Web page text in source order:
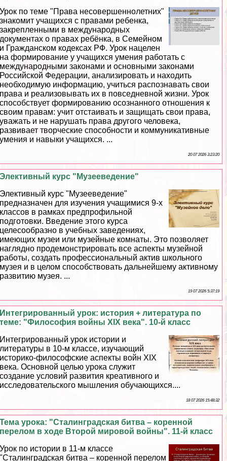
Урок по теме "Права несовершеннолетних"
знакомит учащихся с правами ребенка,
закрепленными в международных
документах о правах ребёнка, в Семейном
и Гражданском кодексах РФ. Урок нацелен
на формирование у учащихся умения работать с
международными законами и основными законами
Российской Федерации, анализировать и находить
необходимую информацию, учиться распознавать свои
права и реализовывать их в повседневной жизни. Урок
способствует формированию осознанного отношения к
своим правам: учит отстаивать и защищать свои права,
уважать и не нарушать права другого человека,
развивает творческие способности и коммуникативные
умения и навыки учащихся. ...
20 07 2026 3:23:20
Элективный курс "Музееведение"
Элективный курс "Музееведение"
предназначен для изучения учащимися 9-х
классов в рамках предпрофильной
подготовки. Введение этого курса
целесообразно в учебных заведениях,
имеющих музеи или музейные комнаты. Это позволяет
наглядно продемонстрировать все аспекты музейной
работы, создать профессиональный актив школьного
музея и в целом способствовать дальнейшему активному
развитию музея. ...
19 07 2026 5:37:19
Интегрированный урок: история + литература по
теме: "Философия войны XIX века". 10-й класс
Интегрированный урок истории и
литературы в 10-м классе, изучающий
историко-философские аспекты войн XIX
века. Основной целью урока служит
создание условий развития креативного и
исследовательского мышления обучающихся....
18 07 2026 15:48:32
Тема урока: "Сталинградская битва – коренной
перелом в ходе Второй мировой войны". 11-й класс
Урок по истории в 11-м классе
"Сталинградская битва – коренной перелом